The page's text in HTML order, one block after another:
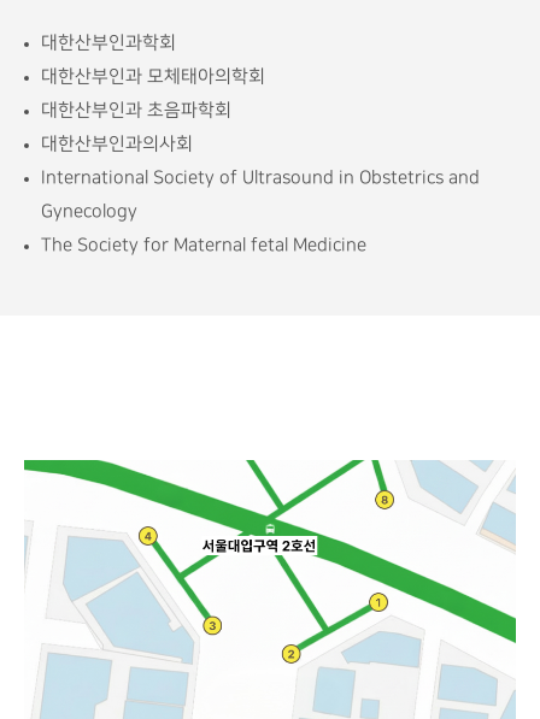
대한산부인과학회
대한산부인과 모체태아의학회
대한산부인과 초음파학회
대한산부인과의사회
International Society of Ultrasound in Obstetrics and
Gynecology
The Society for Maternal fetal Medicine